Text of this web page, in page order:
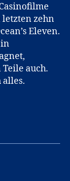
zehn
Eleven.
auch.